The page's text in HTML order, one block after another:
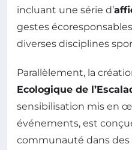
incluant une série d’
gestes
diverses disciplines
Parallèlement, la
Ecologique de
sensibilisation mis en
événements, est
communauté dans des